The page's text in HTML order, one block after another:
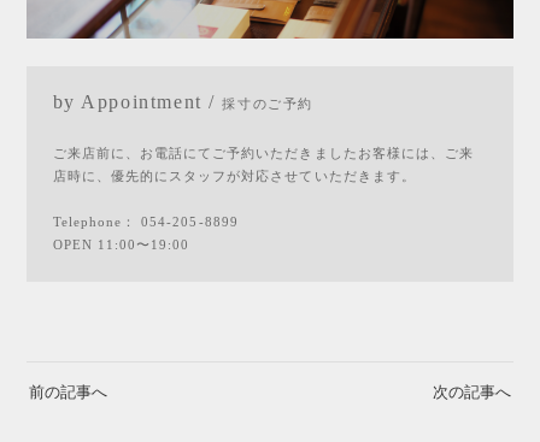
by Appointment /採寸のご予約
ご来店前に、お電話にてご予約いただきましたお客様には、ご来
店時に、優先的にスタッフが対応させていただきます。
Telephone：054-205-8899
OPEN 11:00〜19:00
前の記事へ 次の記事へ